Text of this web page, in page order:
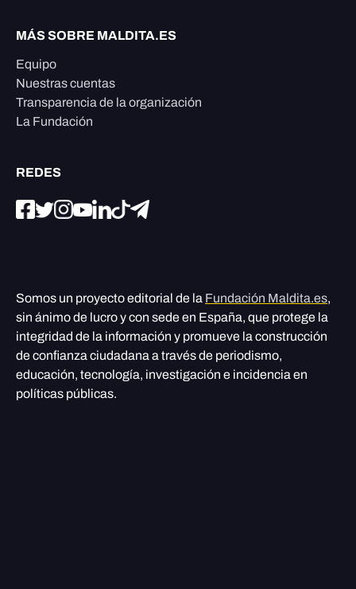
MÁS SOBRE MALDITA.ES
Equipo
Nuestras cuentas
Transparencia de la organización
La Fundación
REDES
Somos un proyecto editorial de la Fundación Maldita.es,
sin ánimo de lucro y con sede en España, que protege la
integridad de la información y promueve la construcción
de confianza ciudadana a través de periodismo,
educación, tecnología, investigación e incidencia en
políticas públicas.